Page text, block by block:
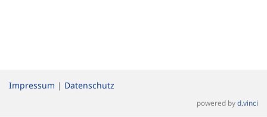
Impressum | Datenschutz
powered byd.vinci